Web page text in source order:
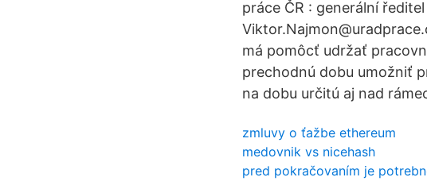
práce ČR : generální
má pomôcť udržať
prechodnú dobu umožniť
na dobu určitú aj nad
zmluvy o ťažbe ethereum
medovnik vs nicehash
pred pokračovaním je